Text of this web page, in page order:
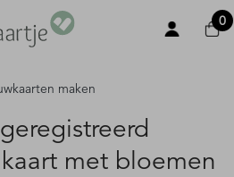
0
maken
met bloemen